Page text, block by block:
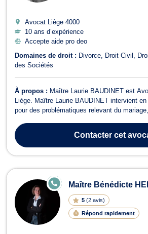
Avocat Liège 4000
10 ans d’expérience
Accepte aide pro deo
Domaines de droit : Divorce Droit Civil
des Sociétés
À propos : Maître Laurie BAUDINET est
Liège. Maître Laurie BAUDINET intervient
pour des problématiques relevant du
la cohabitation légale ou de fait ainsi que
la liquidation du pat...Contactercet
Maître Bénédicte
5 (2 avis)
Répond rapidement
E
N
E